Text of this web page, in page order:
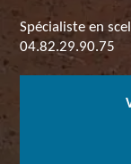
Spécialiste en
04.82.29.90.75